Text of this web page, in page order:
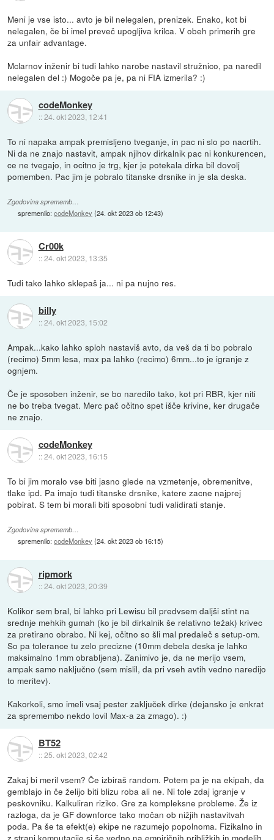
Meni je vse isto... avto je bil nelegalen, prenizek. Enako, kot bi
nelegalen, če bi imel preveč upogljiva krilca. V obeh primerih gre
za unfair advantage.
Mclarnov inženir bi tudi lahko narobe nastavil stružnico, pa naredil
nelegalen del :) Mogoče pa je, pa ni FIA izmerila? :)
codeMonkey
::24. okt 2023, 12:41
To ni napaka ampak premisljeno tveganje, in pac ni slo po nacrtih.
Ni da ne znajo nastavit, ampak njihov dirkalnik pac ni konkurencen,
ce ne tvegajo, in ocitno je trg, kjer je potekala dirka bil dovolj
pomemben. Pac jim je pobralo titanske drsnike in je sla deska.
Zgodovina sprememb…
spremenilo:codeMonkey (24. okt 2023 ob 12:43)
Cr00k
::24. okt 2023, 13:35
Tudi tako lahko sklepaš ja... ni pa nujno res.
billy
::24. okt 2023, 15:02
Ampak...kako lahko sploh nastaviš avto, da veš da ti bo pobralo
(recimo) 5mm lesa, max pa lahko (recimo) 6mm...to je igranje z
ognjem.
Če je sposoben inženir, se bo naredilo tako, kot pri RBR, kjer niti
ne bo treba tvegat. Merc pač očitno spet išče krivine, ker drugače
ne znajo.
codeMonkey
::24. okt 2023, 16:15
To bi jim moralo vse biti jasno glede na vzmetenje, obremenitve,
tlake ipd. Pa imajo tudi titanske drsnike, katere zacne najprej
pobirat. S tem bi morali biti sposobni tudi validirati stanje.
Zgodovina sprememb…
spremenilo:codeMonkey (24. okt 2023 ob 16:15)
ripmork
::24. okt 2023, 20:39
Kolikor sem bral, bi lahko pri Lewisu bil predvsem daljši stint na
srednje mehkih gumah (ko je bil dirkalnik še relativno težak) krivec
za pretirano obrabo. Ni kej, očitno so šli mal predaleč s setup-om.
So pa tolerance tu zelo precizne (10mm debela deska je lahko
maksimalno 1mm obrabljena). Zanimivo je, da ne merijo vsem,
ampak samo naključno (sem mislil, da pri vseh avtih vedno naredijo
to meritev).
Kakorkoli, smo imeli vsaj pester zaključek dirke (dejansko je enkrat
za spremembo nekdo lovil Max-a za zmago). :)
BT52
::25. okt 2023, 02:42
Zakaj bi meril vsem? Če izbiraš random. Potem pa je na ekipah, da
gemblajo in če želijo biti blizu roba ali ne. Ni tole zdaj igranje v
peskovniku. Kalkuliran riziko. Gre za kompleksne probleme. Že iz
razloga, da je GF downforce tako močan ob nižjih nastavitvah
poda. Pa še ta efekt(e) ekipe ne razumejo popolnoma. Fizikalno in
z strani komputacije si še vedno na empiričnih približkih in modelih,